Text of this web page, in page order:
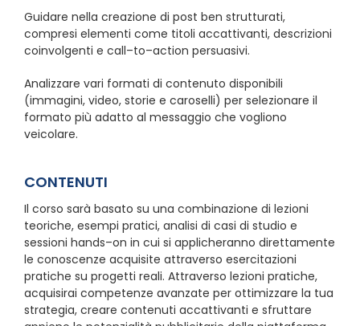
Guidare nella creazione di post ben strutturati,
compresi elementi come titoli accattivanti, descrizioni
coinvolgenti e call–to–action persuasivi.
Analizzare vari formati di contenuto disponibili
(immagini, video, storie e caroselli) per selezionare il
formato più adatto al messaggio che vogliono
veicolare.
CONTENUTI
Il corso sarà basato su una combinazione di lezioni
teoriche, esempi pratici, analisi di casi di studio e
sessioni hands–on in cui si applicheranno direttamente
le conoscenze acquisite attraverso esercitazioni
pratiche su progetti reali. Attraverso lezioni pratiche,
acquisirai competenze avanzate per ottimizzare la tua
strategia, creare contenuti accattivanti e sfruttare